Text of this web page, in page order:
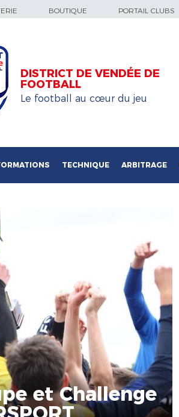
BOUTIQUE PORTAIL CLUBS
DISTRICT DE VENDÉE DE
FOOTBALL
Le football au cœur du jeu
TECHNIQUE ARBITRAGE
et Challenge